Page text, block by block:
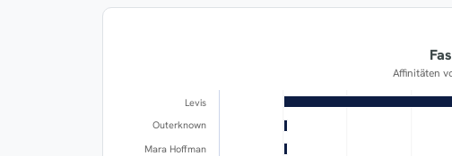
Affinitäten
Levis
Outerknown
Mara Hoffman